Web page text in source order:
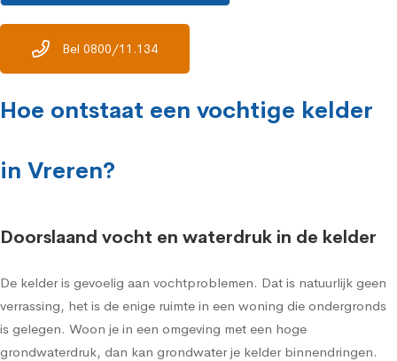
Bel 0800/11.134
Hoe ontstaat een vochtige kelder
in Vreren?
Doorslaand vocht en waterdruk in de kelder
De kelder is gevoelig aan vochtproblemen. Dat is natuurlijk geen
verrassing, het is de enige ruimte in een woning die ondergronds
is gelegen. Woon je in een omgeving met een hoge
grondwaterdruk, dan kan grondwater je kelder binnendringen.